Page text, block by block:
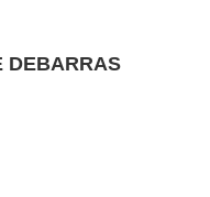
DEBARRAS